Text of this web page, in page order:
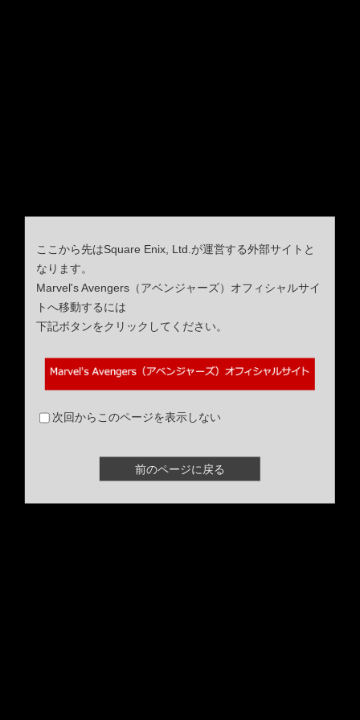
ここから先はSquare Enix, Ltd.が運営する外部サイトと
なります。
Marvel's Avengers（アベンジャーズ）オフィシャルサイ
トへ移動するには
下記ボタンをクリックしてください。
次回からこのページを表示しない
前のページに戻る